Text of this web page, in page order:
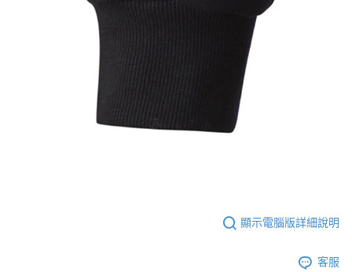
顯示電腦版詳細說明
客服